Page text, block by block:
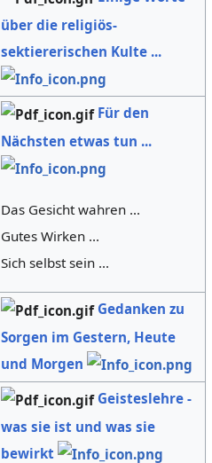
über die religiös-
sektiererischen Kulte ...
Für den
Nächsten etwas tun ...
Das Gesicht wahren ...
Gutes Wirken ...
Sich selbst sein ...
Gedanken zu
Sorgen im Gestern, Heute
und Morgen
Geisteslehre -
was sie ist und was sie
bewirkt